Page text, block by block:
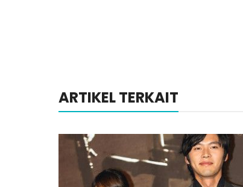
ARTIKEL TERKAIT